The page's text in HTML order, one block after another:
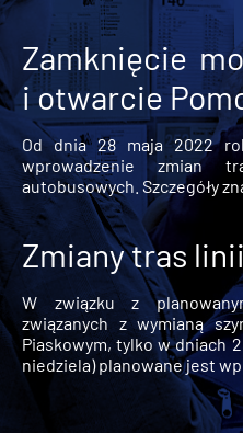
Zamknięcie
i otwarcie
Od dnia 28 maja 2022
wprowadzenie zmian
autobusowych. Szczegóły
Zmiany tras linii
W związku z
związanych z wymianą
Piaskowym, tylko w dniach
niedziela) planowane jest